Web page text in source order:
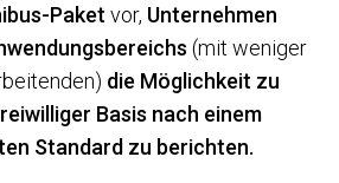
Paket vor, Unternehmen
(mit weniger
die Möglichkeit zu
Basis nach einem
Standard zu berichten.